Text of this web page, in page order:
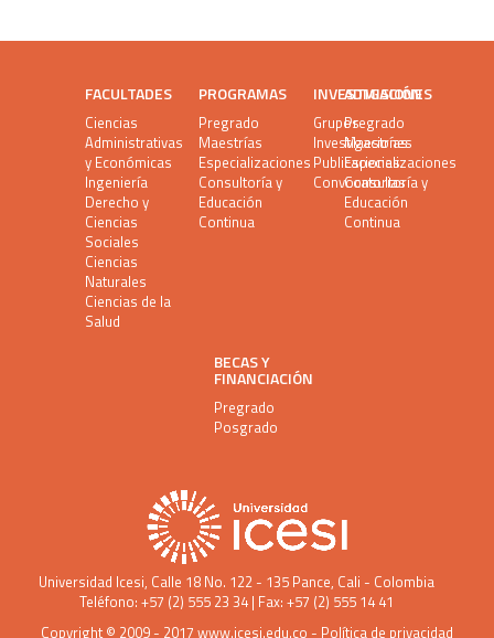
FACULTADES
Ciencias
Administrativas
y Económicas
Ingeniería
Derecho y
Ciencias
Sociales
Ciencias
Naturales
Ciencias de la
Salud
PROGRAMAS
Pregrado
Maestrías
Especializaciones
Consultoría y
Educación
Continua
INVESTIGACIÓN
Grupos
Investigaciones
Publicaciones
Convocatorias
ADMISIONES
Pregrado
Maestrías
Especializaciones
Consultoría y
Educación
Continua
BECAS Y
FINANCIACIÓN
Pregrado
Posgrado
Universidad Icesi, Calle 18 No. 122 - 135 Pance, Cali - Colombia
Teléfono: +57 (2) 555 23 34 | Fax: +57 (2) 555 14 41
Copyright © 2009 - 2017 www.icesi.edu.co - Política de privacidad